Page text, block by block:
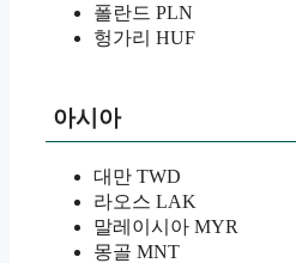
폴란드 PLN
헝가리 HUF
아시아
대만 TWD
라오스 LAK
말레이시아 MYR
몽골 MNT